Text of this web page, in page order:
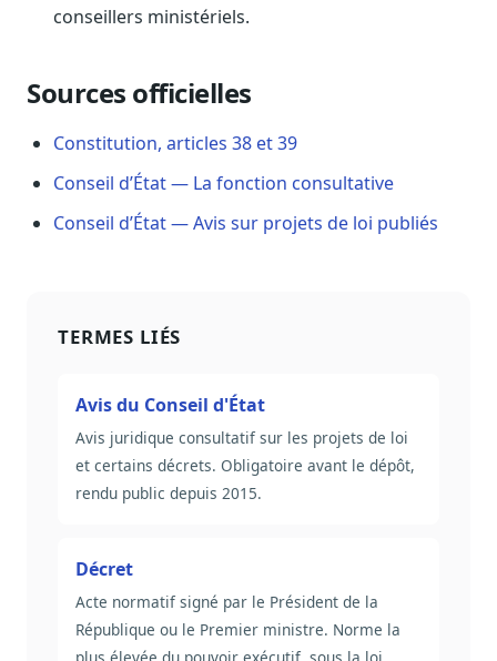
conseillers ministériels.
Sources officielles
Constitution, articles 38 et 39
Conseil d’État — La fonction consultative
Conseil d’État — Avis sur projets de loi publiés
TERMES LIÉS
Avis du Conseil d'État
Avis juridique consultatif sur les projets de loi
et certains décrets. Obligatoire avant le dépôt,
rendu public depuis 2015.
Décret
Acte normatif signé par le Président de la
République ou le Premier ministre. Norme la